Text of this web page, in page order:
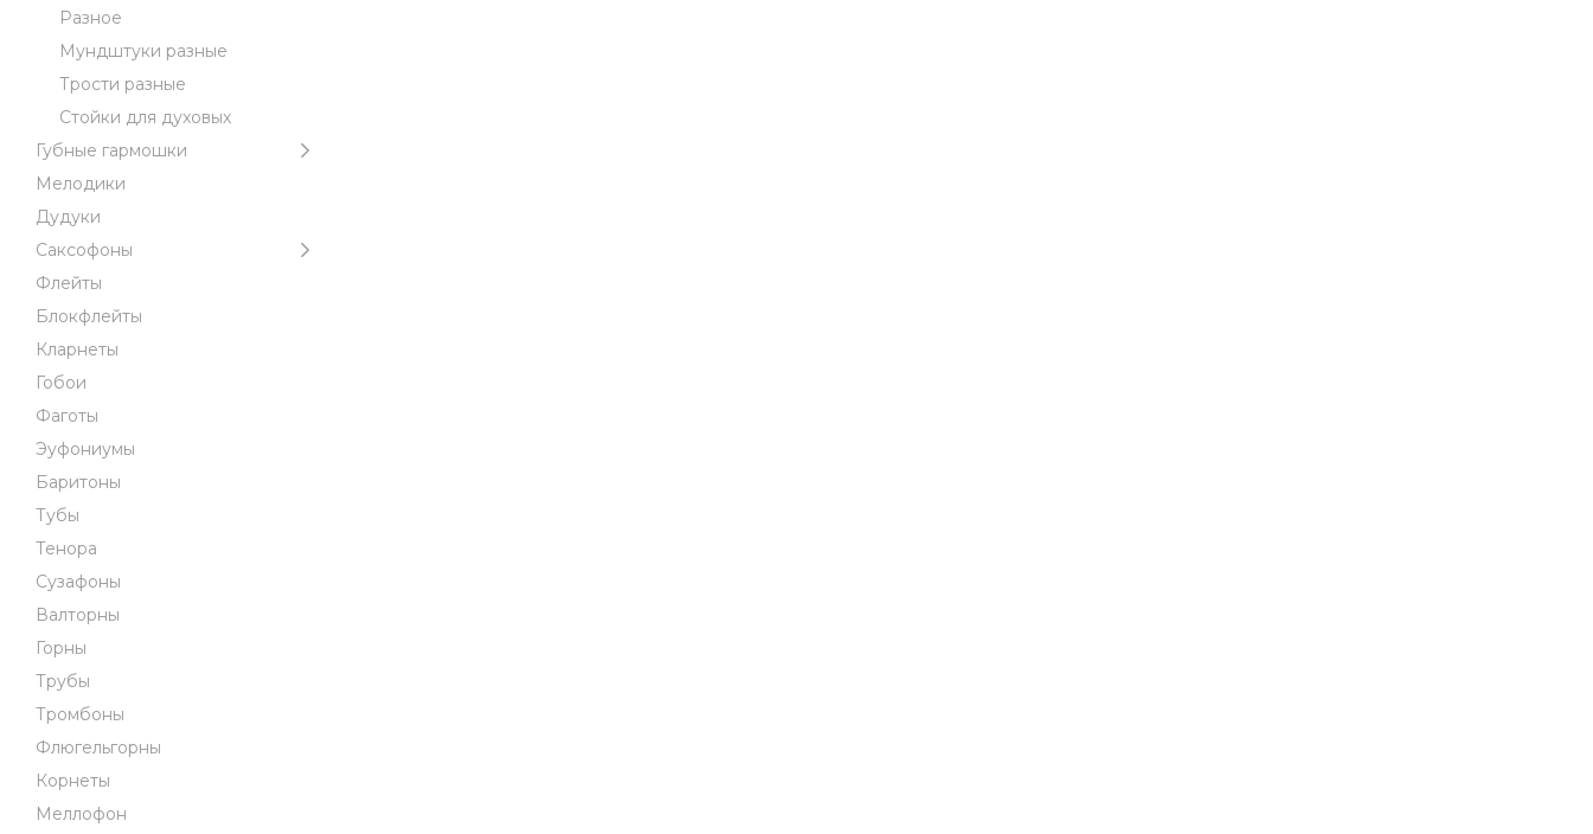
Разное
Мундштуки разные
Трости разные
Стойки для духовых
Губные гармошки
Мелодики
Дудуки
Саксофоны
Флейты
Блокфлейты
Кларнеты
Гобои
Фаготы
Эуфониумы
Баритоны
Тубы
Тенора
Сузафоны
Валторны
Горны
Трубы
Тромбоны
Флюгельгорны
Корнеты
Меллофон